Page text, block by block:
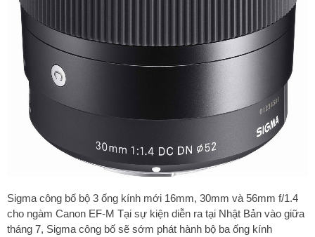
Sigma công bố bộ 3 ống kính mới 16mm, 30mm và 56mm f/1.4
cho ngàm Canon EF-M Tại sự kiện diễn ra tại Nhật Bản vào giữa
tháng 7, Sigma công bố sẽ sớm phát hành bộ ba ống kính